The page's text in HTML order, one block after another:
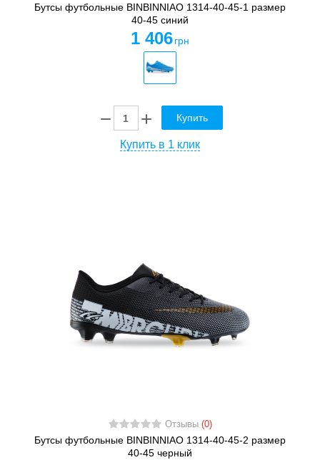
Бутсы футбольные BINBINNIAO 1314-40-45-1 размер
40-45 синий
1 406 грн
Купить
Купить в 1 клик
Отзывы (0)
Бутсы футбольные BINBINNIAO 1314-40-45-2 размер
40-45 черный